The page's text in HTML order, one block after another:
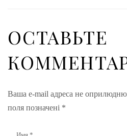
ОСТАВЬТЕ
Ваша e-mail адреса не
поля позначені *